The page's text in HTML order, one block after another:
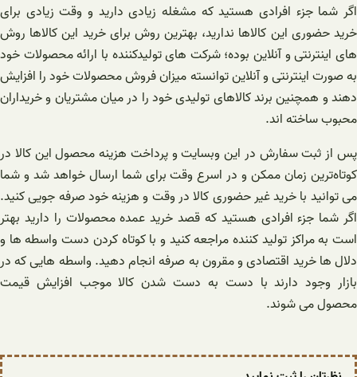
اگر شما جزء افرادی هستید که مشغله زیادی دارید و وقت زیادی برای
خرید حضوری این کالاها ندارید، بهترین روش برای خرید این کالاها روش
های اینترنتی و آنلاین بوده؛ شرکت های تولیدکننده با ارائه محصولات خود
به صورت اینترنتی و آنلاین توانسته میزان فروش محصولات خود را افزایش
دهند و همچنین برند کالاهای تولیدی خود را در میان مشتریان و خریداران
محبوب ساخته اند.
پس از ثبت سفارش در این وبسایت و پرداخت هزینه محصول این کالا در
کوتاه‌ترین زمان ممکن و در اسرع وقت برای شما ارسال خواهد شد و شما
می توانید با خرید غیر حضوری کالا در وقت و هزینه خود صرفه جویی کنید.
اگر شما جزء افرادی هستید که قصد خرید عمده محصولات را دارید بهتر
است به مراکز تولید کننده مراجعه کنید و با کوتاه کردن دست واسطه‌ ها و
دلال‌ ها خرید اقتصادی و مقرون به صرفه انجام دهید. واسطه هایی که در
بازار وجود دارند با دست به دست شدن کالا موجب افزایش قیمت
محصول می شوند.